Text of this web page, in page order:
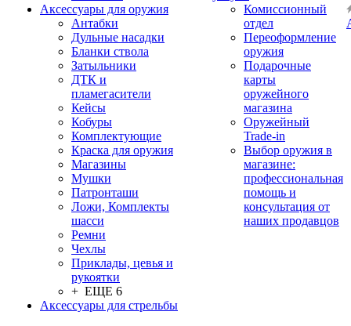
Аксессуары для оружия
Антабки
Дульные насадки
Бланки ствола
Затыльники
ДТК и
пламегасители
Кейсы
Кобуры
Комплектующие
Краска для оружия
Магазины
Мушки
Патронташи
Ложи, Комплекты
шасси
Ремни
Чехлы
Приклады, цевья и
рукоятки
+ ЕЩЕ 6
Аксессуары для стрельбы
Комиссионный
отдел
Переоформление
оружия
Подарочные
карты
оружейного
магазина
Оружейный
Trade-in
Выбор оружия в
магазине:
профессиональная
помощь и
консультация от
наших продавцов